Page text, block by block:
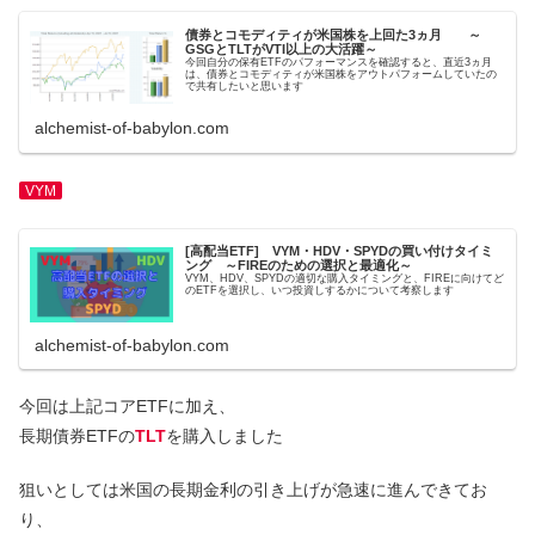
債券とコモディティが米国株を上回た3ヵ月 ～
GSGとTLTがVTI以上の大活躍～
今回自分の保有ETFのパフォーマンスを確認すると、直近3ヵ月
は、債券とコモディティが米国株をアウトパフォームしていたの
で共有したいと思います
alchemist-of-babylon.com
VYM
[高配当ETF] VYM・HDV・SPYDの買い付けタイミ
ング ～FIREのための選択と最適化～
VYM、HDV、SPYDの適切な購入タイミングと、FIREに向けてど
のETFを選択し、いつ投資しするかについて考察します
alchemist-of-babylon.com
今回は上記コアETFに加え、
長期債券ETFのTLTを購入しました
狙いとしては米国の長期金利の引き上げが急速に進んできてお
り、